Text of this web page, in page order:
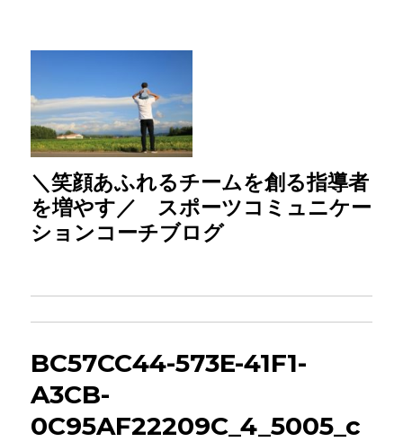
＼笑顔あふれるチームを創る指導者
を増やす／ スポーツコミュニケー
ションコーチブログ
BC57CC44-573E-41F1-
A3CB-
0C95AF22209C_4_5005_c